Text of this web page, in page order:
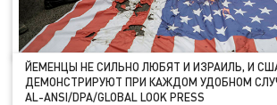
ЙЕМЕНЦЫ НЕ СИЛЬНО ЛЮБЯТ И ИЗРАИЛЬ, И
ДЕМОНСТРИРУЮТ ПРИ КАЖДОМ УДОБНОМ
AL-ANSI/DPA/GLOBAL LOOK PRESS